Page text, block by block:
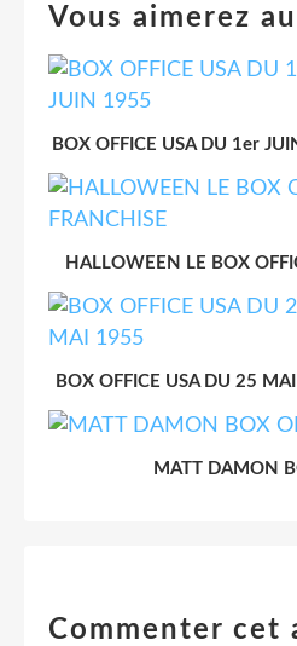
Vous aimerez
BOX OFFICE USA DU 1er
HALLOWEEN LE BOX
BOX OFFICE USA DU 25
MATT DAMON
Commenter cet